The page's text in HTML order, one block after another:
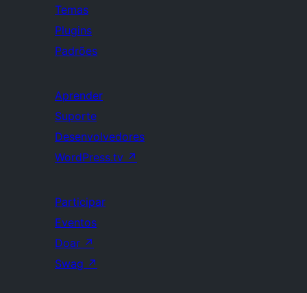
Temas
Plugins
Padrões
Aprender
Suporte
Desenvolvedores
WordPress.tv ↗
Participar
Eventos
Doar ↗
Swag ↗